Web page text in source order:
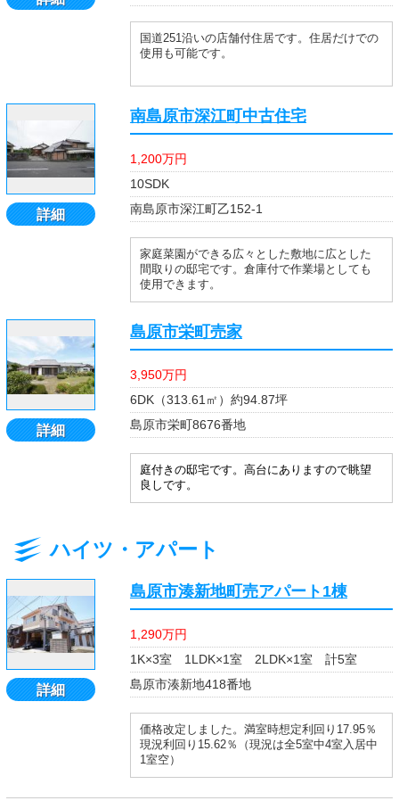
国道251沿いの店舗付住居です。住居だけでの
使用も可能です。
詳細
南島原市深江町中古住宅
1,200万円
10SDK
南島原市深江町乙152-1
家庭菜園ができる広々とした敷地に広とした
間取りの邸宅です。倉庫付で作業場としても
使用できます。
詳細
島原市栄町売家
3,950万円
6DK（313.61㎡）約94.87坪
島原市栄町8676番地
庭付きの邸宅です。高台にありますので眺望
良しです。
ハイツ・アパート
詳細
島原市湊新地町売アパート1棟
1,290万円
1K×3室 1LDK×1室 2LDK×1室 計5室
島原市湊新地418番地
価格改定しました。満室時想定利回り17.95％
現況利回り15.62％（現況は全5室中4室入居中
1室空）